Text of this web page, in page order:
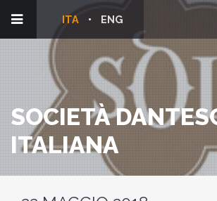
ENG
ITA
SOCIETÀ
ITALIANA